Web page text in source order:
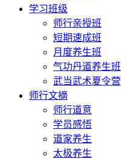
学习班级
师行亲授班
短期速成班
月度养生班
气功丹道养生班
武当武术夏令营
师行文摘
师行道意
学员感悟
道家养生
太极养生